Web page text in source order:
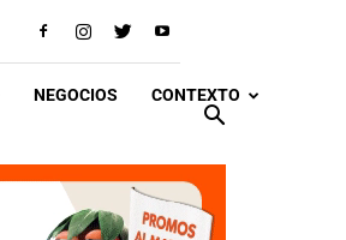
NEGOCIOS CONTEXTO